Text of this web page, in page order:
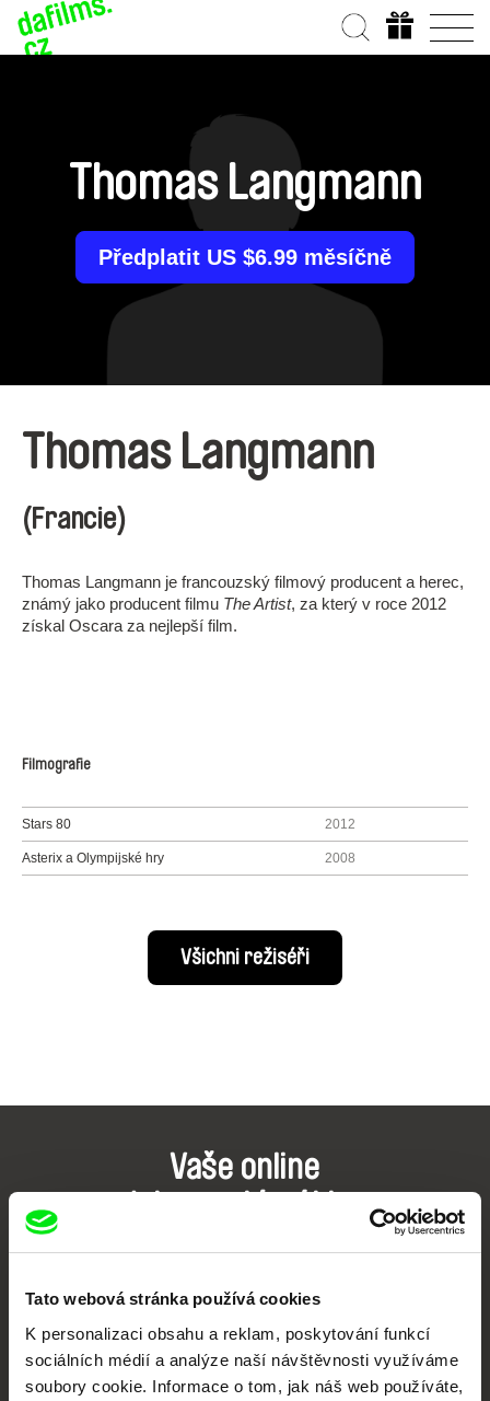
Tato webová stránka používá cookies
K personalizaci obsahu a reklam, poskytování funkcí
sociálních médií a analýze naší návštěvnosti využíváme
soubory cookie. Informace o tom, jak náš web používáte,
Thomas Langmann
Předplatit US $6.99 měsíčně
Thomas Langmann
(Francie)
Thomas Langmann je francouzský filmový producent a herec,
známý jako producent filmu The Artist, za který v roce 2012
získal Oscara za nejlepší film.
Filmografie
Stars 80 2012
Asterix a Olympijské hry 2008
Všichni režiséři
Vaše online
Nové festivalové filmy
Portál DAFilms.cz je výsledkem tvůrčí spolupráce 7 klíčových evropských
festivalů dokumentárního filmu sdružených do Doc Alliance. Naším cílem je
posouvat hranice dokumentárního filmu, propagovat jeho rozmanitost a